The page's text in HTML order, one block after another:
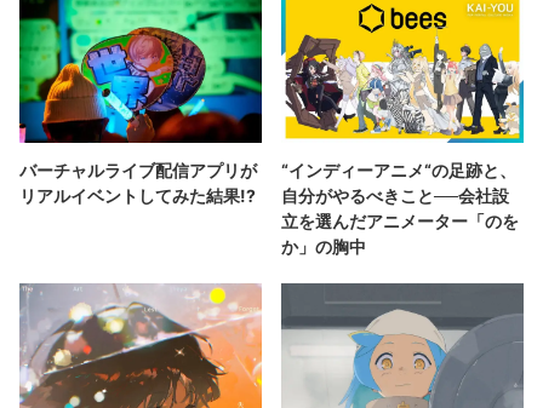
バーチャルライブ配信アプリが
リアルイベントしてみた結果!?
“インディーアニメ“の足跡と、
自分がやるべきこと──会社設
立を選んだアニメーター「のを
か」の胸中